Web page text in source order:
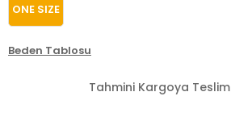
ONE SIZE
Beden Tablosu
Tahmini Kargoya Teslim